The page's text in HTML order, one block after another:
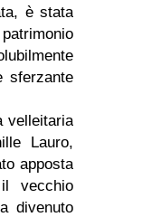
è stata
sferzante
velleitaria
Lauro,
apposta
vecchio
divenuto